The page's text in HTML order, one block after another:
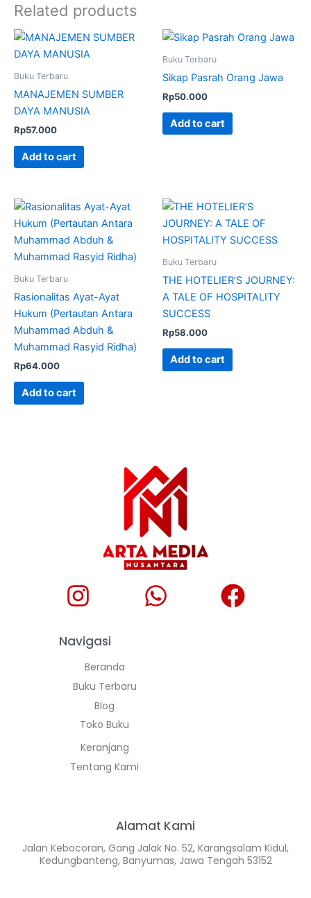
Related products
Buku Terbaru
MANAJEMEN SUMBER
DAYA MANUSIA
Rp57.000
Add to cart
Buku Terbaru
Sikap Pasrah Orang Jawa
Rp50.000
Add to cart
Buku Terbaru
Rasionalitas Ayat-Ayat
Hukum (Pertautan Antara
Muhammad Abduh &
Muhammad Rasyid Ridha)
Rp64.000
Add to cart
Buku Terbaru
THE HOTELIER’S JOURNEY:
A TALE OF HOSPITALITY
SUCCESS
Rp58.000
Add to cart
Navigasi
Beranda
Buku Terbaru
Blog
Toko Buku
Keranjang
Tentang Kami
Alamat Kami
Jalan Kebocoran, Gang Jalak No. 52, Karangsalam Kidul,
Kedungbanteng, Banyumas, Jawa Tengah 53152